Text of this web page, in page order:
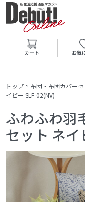
カート お気
トップ > 布団・布団カバーセ
イビー SLF-02(NV)
ふわふわ羽
セット ネイ